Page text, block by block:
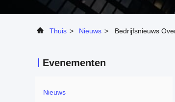
Thuis > Nieuws > Bedrijfsnieuws
Evenementen
Nieuws